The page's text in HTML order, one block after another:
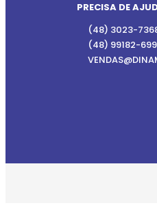
PRECISA DE
(48) 3023-
(48) 99182-